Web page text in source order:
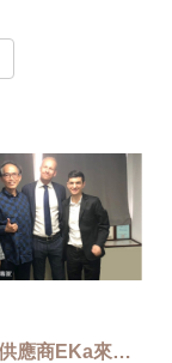
2019國外供應商EKa來台教育訓練